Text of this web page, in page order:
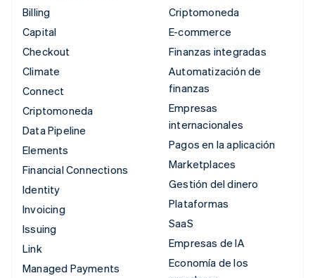
Billing
Capital
Checkout
Climate
Connect
Criptomoneda
Data Pipeline
Elements
Financial Connections
Identity
Invoicing
Issuing
Link
Managed Payments
Criptomoneda
E-commerce
Finanzas integradas
Automatización de
finanzas
Empresas
internacionales
Pagos en la aplicación
Marketplaces
Gestión del dinero
Plataformas
SaaS
Empresas de IA
Economía de los